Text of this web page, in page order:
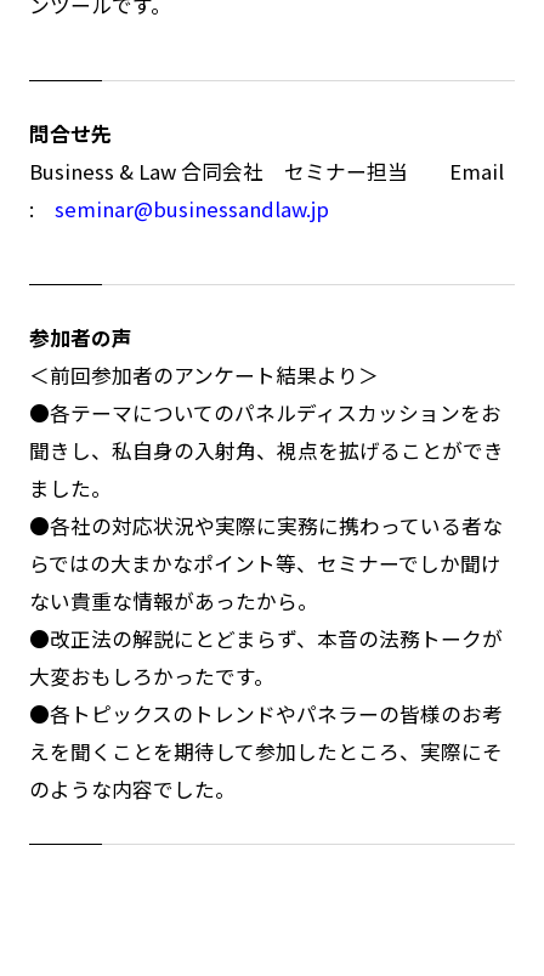
問合せ先
Business & Law 合同会社 セミナー担当 Email
: seminar@businessandlaw.jp
参加者の声
＜前回参加者のアンケート結果より＞
●各テーマについてのパネルディスカッションをお
聞きし、私自身の入射角、視点を拡げることができ
ました。
●各社の対応状況や実際に実務に携わっている者な
らではの大まかなポイント等、セミナーでしか聞け
ない貴重な情報があったから。
●改正法の解説にとどまらず、本音の法務トークが
大変おもしろかったです。
●各トピックスのトレンドやパネラーの皆様のお考
えを聞くことを期待して参加したところ、実際にそ
のような内容でした。